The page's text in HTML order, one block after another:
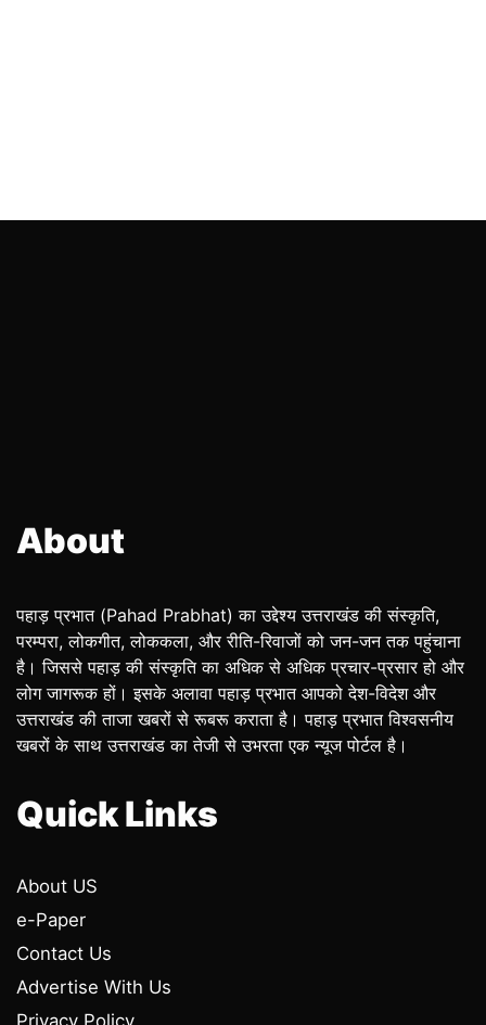
About
पहाड़ प्रभात (Pahad Prabhat) का उद्देश्य उत्तराखंड की संस्कृति,
परम्परा, लोकगीत, लोककला, और रीति-रिवाजों को जन-जन तक पहुंचाना
है। जिससे पहाड़ की संस्कृति का अधिक से अधिक प्रचार-प्रसार हो और
लोग जागरूक हों। इसके अलावा पहाड़ प्रभात आपको देश-विदेश और
उत्तराखंड की ताजा खबरों से रूबरू कराता है। पहाड़ प्रभात विश्वसनीय
खबरों के साथ उत्तराखंड का तेजी से उभरता एक न्यूज पोर्टल है।
Quick Links
About US
e-Paper
Contact Us
Advertise With Us